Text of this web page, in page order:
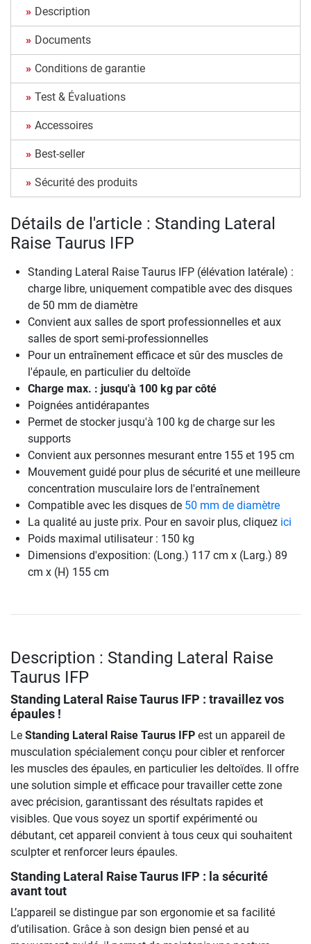
Description
Documents
Conditions de garantie
Test & Évaluations
Accessoires
Best-seller
Sécurité des produits
Détails de l'article : Standing Lateral
Raise Taurus IFP
Standing Lateral Raise Taurus IFP (élévation latérale) :
charge libre, uniquement compatible avec des disques
de 50 mm de diamètre
Convient aux salles de sport professionnelles et aux
salles de sport semi-professionnelles
Pour un entraînement efficace et sûr des muscles de
l'épaule, en particulier du deltoïde
Charge max. : jusqu'à 100 kg par côté
Poignées antidérapantes
Permet de stocker jusqu'à 100 kg de charge sur les
supports
Convient aux personnes mesurant entre 155 et 195 cm
Mouvement guidé pour plus de sécurité et une meilleure
concentration musculaire lors de l'entraînement
Compatible avec les disques de 50 mm de diamètre
La qualité au juste prix. Pour en savoir plus, cliquez ici
Poids maximal utilisateur : 150 kg
Dimensions d'exposition: (Long.) 117 cm x (Larg.) 89
cm x (H) 155 cm
Description : Standing Lateral Raise
Taurus IFP
Standing Lateral Raise Taurus IFP : travaillez vos
épaules !
Le Standing Lateral Raise Taurus IFP est un appareil de
musculation spécialement conçu pour cibler et renforcer
les muscles des épaules, en particulier les deltoïdes. Il offre
une solution simple et efficace pour travailler cette zone
avec précision, garantissant des résultats rapides et
visibles. Que vous soyez un sportif expérimenté ou
débutant, cet appareil convient à tous ceux qui souhaitent
sculpter et renforcer leurs épaules.
Standing Lateral Raise Taurus IFP : la sécurité
avant tout
L’appareil se distingue par son ergonomie et sa facilité
d’utilisation. Grâce à son design bien pensé et au